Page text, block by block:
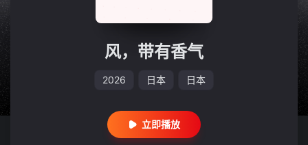
风，带有香气
2026 日本 日本
立即播放